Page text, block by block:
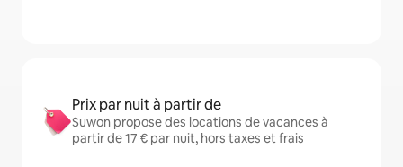
Prix par nuit à partir de
Suwon propose des locations de vacances à
partir de 17 € par nuit, hors taxes et frais